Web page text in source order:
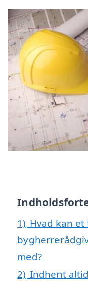
1) Hvad kan et
med?
2) Indhent